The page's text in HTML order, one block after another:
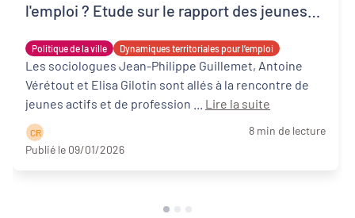
Politique de la ville Dynamiques territoriales pour l’emploi
l'emploi ? Etude sur le rapport des jeunes
Aquitaine
Les sociologues Jean-Philippe Guillemet, Antoine
Vérétout et Elisa Gilotin sont allés à la rencontre de
Lire la suite
C R
8 min de lecture
Publié le 09/01/2026